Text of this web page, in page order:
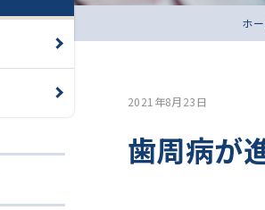
ホ
2021年8月23日
歯周病が